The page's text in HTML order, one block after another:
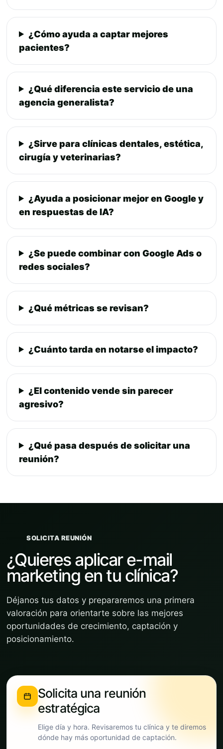
¿Cómo ayuda a captar mejores
pacientes?
¿Qué diferencia este servicio de una
agencia generalista?
¿Sirve para clínicas dentales, estética,
cirugía y veterinarias?
¿Ayuda a posicionar mejor en Google y
en respuestas de IA?
¿Se puede combinar con Google Ads o
redes sociales?
¿Qué métricas se revisan?
¿Cuánto tarda en notarse el impacto?
¿El contenido vende sin parecer
agresivo?
¿Qué pasa después de solicitar una
reunión?
SOLICITA REUNIÓN
¿Quieres aplicar e-mail
marketing en tu clínica?
Déjanos tus datos y prepararemos una primera
valoración para orientarte sobre las mejores
oportunidades de crecimiento, captación y
posicionamiento.
Solicita una reunión
estratégica
Elige día y hora. Revisaremos tu clínica y te diremos
dónde hay más oportunidad de captación.